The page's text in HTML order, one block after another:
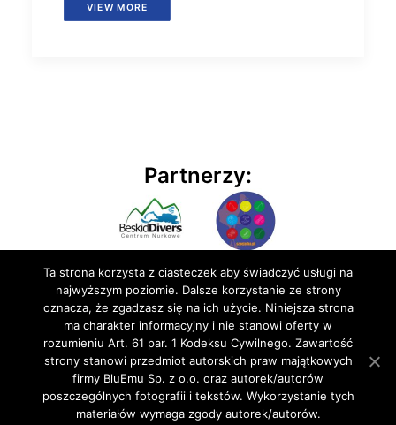
VIEW MORE
Partnerzy:
© 2020 BluEmu sp. z o.o. Wszelkie prawa zastrzeżone
Ta strona korzysta z ciasteczek aby świadczyć usługi na
najwyższym poziomie. Dalsze korzystanie ze strony
oznacza, że zgadzasz się na ich użycie. Niniejsza strona
ma charakter informacyjny i nie stanowi oferty w
rozumieniu Art. 61 par. 1 Kodeksu Cywilnego. Zawartość
strony stanowi przedmiot autorskich praw majątkowych
firmy BluEmu Sp. z o.o. oraz autorek/autorów
poszczególnych fotografii i tekstów. Wykorzystanie tych
materiałów wymaga zgody autorek/autorów.